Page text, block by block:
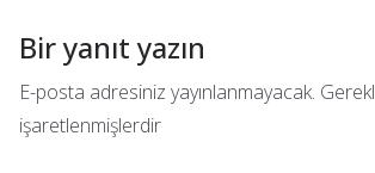
Bir yanıt yazın
E-posta adresiniz yayınlanmayacak.
işaretlenmişlerdir